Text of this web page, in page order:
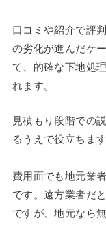
口コミや紹介で評
の劣化が進んだケ
て、的確な下地処
れます。
見積もり段階での
るうえで役立ちます
費用面でも地元業
です。遠方業者だ
ですが、地元なら